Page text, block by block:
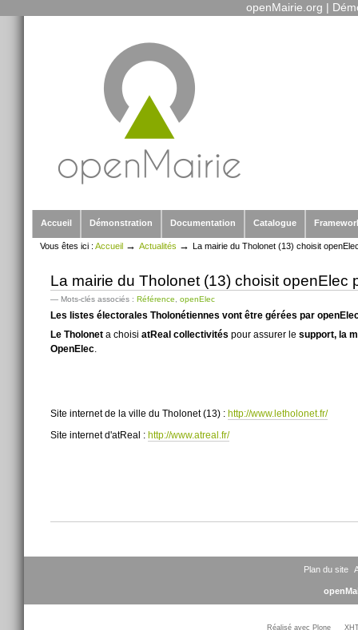
openMairie.org |
Accueil
Démonstration Documentation Catalogue
Vous êtes ici : Accueil → Actualités → La mairie du Tholonet (13) choisit
La mairie du Tholonet (13) choisit
— Mots-clés associés : Référence,openElec
Les listes électorales Tholonétiennes vont être gérées par
Le Tholoneta choisiatReal collectivités pour assurer lesupport, la
OpenElec
Site internet de la ville du Tholonet (13) :http://www.letholonet.fr/
Site internet d'atReal : http://www.atreal .fr/
document
Plan du site
Réalisé avec Plone